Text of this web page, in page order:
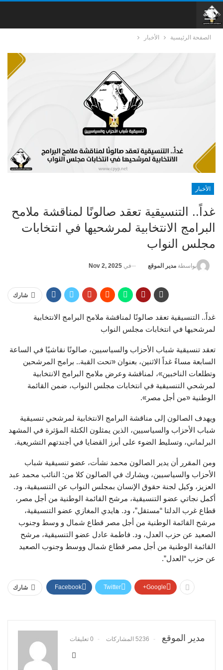
الصفحة الرئيسية الأخبار
الأخبار
غداً.. التنسيقية تعقد صالونًا لمناقشة ملامح
البرامج الانتخابية لمرشحيها في انتخابات
مجلس النواب
بواسطة مدير الموقع في Nov 2, 2025
شارك
غداً.. التنسيقية تعقد صالونًا لمناقشة ملامح البرامج الانتخابية
لمرشحيها في انتخابات مجلس النواب
تعقد تنسيقية شباب الأحزاب والسياسيين، صالونًا نقاشيًا في الساعة
السابعة مساءً غداً الاثنين، بعنوان «تحت القبة.. برامج المرشحين
وتطلعات الناخبين»، لمناقشة وعرض ملامح البرامج الانتخابية
لمرشحي التنسيقية في انتخابات مجلس النواب، ضمن القائمة
الوطنية «من أجل مصر».
ويهدف الصالون إلى مناقشة البرامج الانتخابية لمرشحي تنسيقية
شباب الأحزاب والسياسيين، الذين يمثلون الكتلة المؤثرة في المشهد
البرلماني، وتسليط الضوء على أبرز القضايا في أجندتهم التشريعية.
ومن المقرر أن يدير الصالون محمد نشأت، عضو تنسيقية شباب
الأحزاب والسياسيين، ويشارك في الصالون كلا من: النائب محمد عبد
العزيز، وكيل لجنة حقوق الإنسان بمجلس النواب عن التنسيقية، ود.
أكمل نجاتي عضو التنسيقية، مرشح القائمة الوطنية من أجل مصر،
قطاع غرب الدلتا “مستقل”، ود. هايدي المغازي عضو التنسيقية،
مرشح القائمة الوطنية من أجل مصر قطاع شمال و وسط وجنوب
الصعيد عن حزب العدل، ود. فاطمة عادل عضو التنسيقية، مرشح
القائمة الوطنية من أجل مصر قطاع شمال ووسط وجنوب الصعيد
عن حزب “العدل”.
شارك Facebook Twitter Google+
مدير الموقع 5236 المشاركات 0 تعليقات